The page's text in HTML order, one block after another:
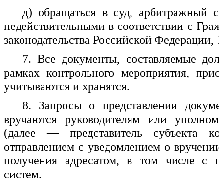
д) обращаться в суд, арбитражный
недействительными в соответствии с
законодательства Российской
7. Все документы, составляемые
рамках контрольного мероприятия,
учитываются и хранятся.
8. Запросы о представлении
вручаются руководителям или
(далее — представитель субъекта
отправлением с уведомлением о
получения адресатом, в том числе с
систем.